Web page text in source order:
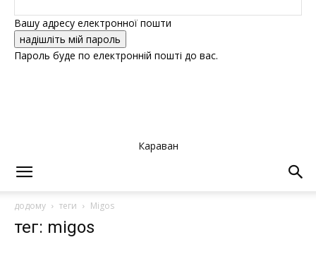
Вашу адресу електронної пошти
Пароль буде по електронній пошті до вас.
Караван
додому теги Migos
тег: migos